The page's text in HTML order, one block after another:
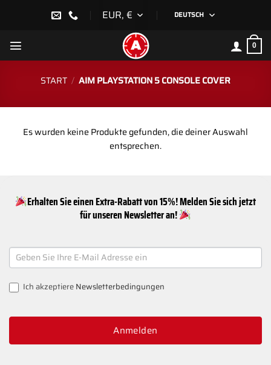
EUR, € DEUTSCH
0
START / AIM PLAYSTATION 5 CONSOLE COVER
Es wurden keine Produkte gefunden, die deiner Auswahl
entsprechen.
Erhalten Sie einen Extra-Rabatt von 15%! Melden Sie sich jetzt
für unseren Newsletter an!
NEWSLETTER
SIGNUP
Ich akzeptiereNewsletterbedingungen
Anmelden